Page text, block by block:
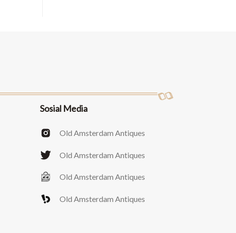
Sosial Media
Old Amsterdam Antiques
Old Amsterdam Antiques
Old Amsterdam Antiques
Old Amsterdam Antiques